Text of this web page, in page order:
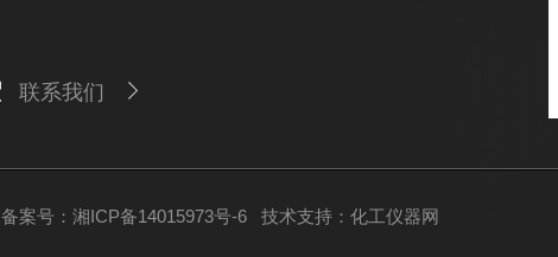
联系我们
备案号：湘ICP备14015973号-6 技术支持： 化工仪器网